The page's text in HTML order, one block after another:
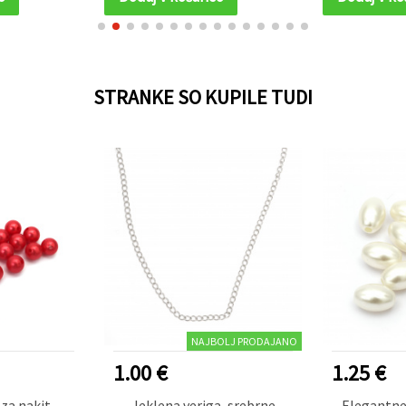
STRANKE SO KUPILE TUDI
NAJBOLJ PRODAJANO
1.00 € 1.25 €